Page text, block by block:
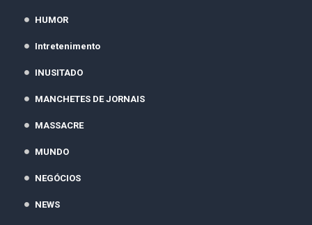
HUMOR
Intretenimento
INUSITADO
MANCHETES DE JORNAIS
MASSACRE
MUNDO
NEGÓCIOS
NEWS